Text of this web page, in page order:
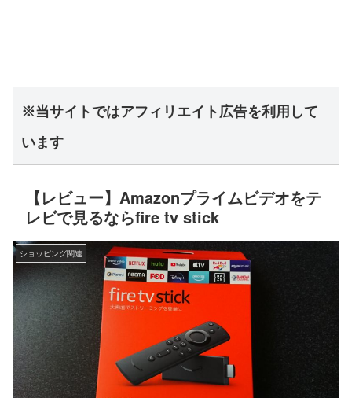
※当サイトではアフィリエイト広告を利用して
います
【レビュー】Amazonプライムビデオをテ
レビで見るならfire tv stick
ショッピング関連